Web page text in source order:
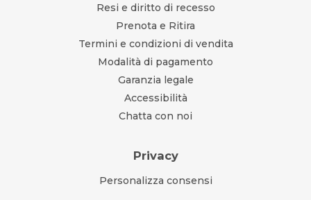
Resi e diritto di recesso
Prenota e Ritira
Termini e condizioni di vendita
Modalità di pagamento
Garanzia legale
Accessibilità
Chatta con noi
Privacy
Personalizza consensi